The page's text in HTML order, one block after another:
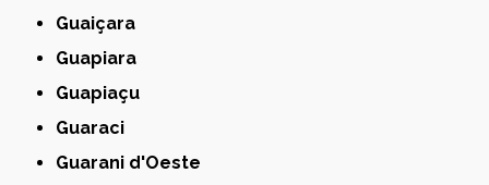
Guaiçara
Guapiara
Guapiaçu
Guaraci
Guarani d'Oeste